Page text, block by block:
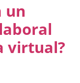
un
virtual?